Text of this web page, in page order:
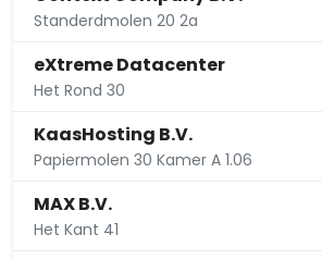
Standerdmolen 20 2a
eXtreme Datacenter
Het Rond 30
KaasHosting B.V.
Papiermolen 30 Kamer A 1.06
MAX B.V.
Het Kant 41